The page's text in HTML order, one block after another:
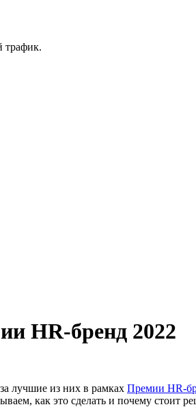
трафик.
HR-бренд 2022
лучшие из них в рамках Премии HR-
как это сделать и почему стоит